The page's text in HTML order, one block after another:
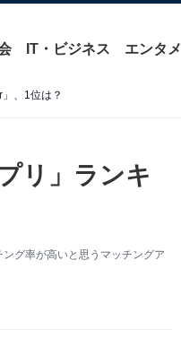
IT・ビジネス エンタメ
、1位は？
リ」ランキ
グ率が高いと思うマッチングア